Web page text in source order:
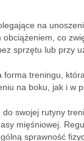
na
co
sprzętu lub przy
forma treningu,
na boku, jak i w
do swojej rutyny
mięśniowej.
sprawność